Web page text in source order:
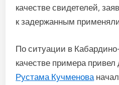
качестве свидетелей,
к задержанным
По ситуации в
качестве примера привел
Рустама Кучменова